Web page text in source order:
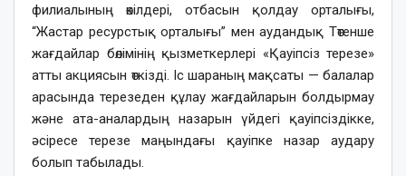
филиалының өкілдері, отбасын қолдау орталығы,
“Жастар ресурстық орталығы” мен аудандық Төтенше
жағдайлар бөлімінің қызметкерлері «Қауіпсіз терезе»
атты акциясын өткізді. Іс шараның мақсаты — балалар
арасында терезеден құлау жағдайларын болдырмау
және ата-аналардың назарын үйдегі қауіпсіздікке,
әсіресе терезе маңындағы қауіпке назар аудару
болып табылады.